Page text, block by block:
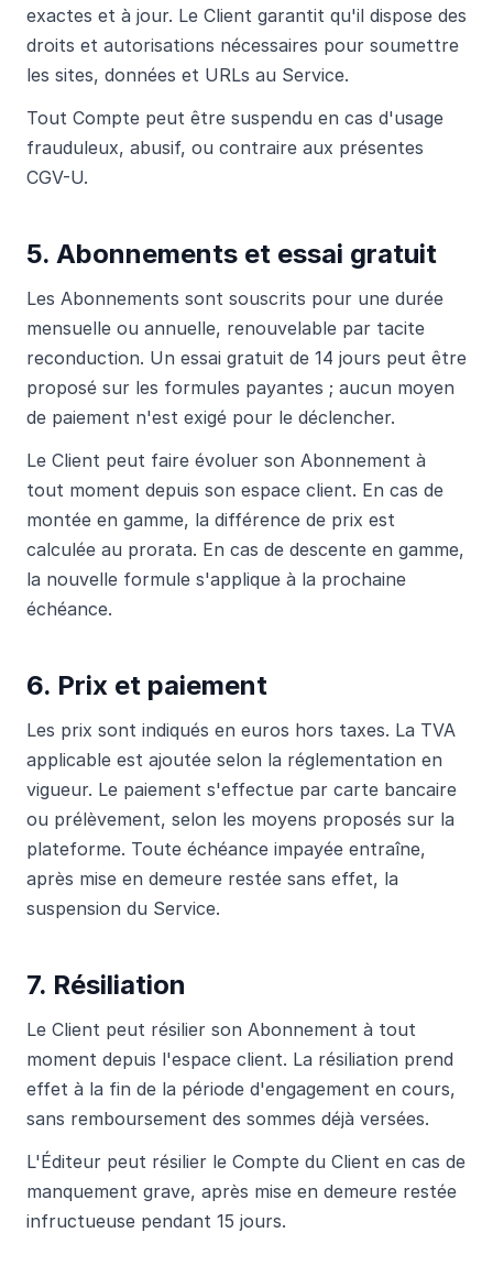
exactes et à jour. Le Client garantit qu'il dispose des
droits et autorisations nécessaires pour soumettre
les sites, données et URLs au Service.
Tout Compte peut être suspendu en cas d'usage
frauduleux, abusif, ou contraire aux présentes
CGV-U.
5. Abonnements et essai gratuit
Les Abonnements sont souscrits pour une durée
mensuelle ou annuelle, renouvelable par tacite
reconduction. Un essai gratuit de 14 jours peut être
proposé sur les formules payantes ; aucun moyen
de paiement n'est exigé pour le déclencher.
Le Client peut faire évoluer son Abonnement à
tout moment depuis son espace client. En cas de
montée en gamme, la différence de prix est
calculée au prorata. En cas de descente en gamme,
la nouvelle formule s'applique à la prochaine
échéance.
6. Prix et paiement
Les prix sont indiqués en euros hors taxes. La TVA
applicable est ajoutée selon la réglementation en
vigueur. Le paiement s'effectue par carte bancaire
ou prélèvement, selon les moyens proposés sur la
plateforme. Toute échéance impayée entraîne,
après mise en demeure restée sans effet, la
suspension du Service.
7. Résiliation
Le Client peut résilier son Abonnement à tout
moment depuis l'espace client. La résiliation prend
effet à la fin de la période d'engagement en cours,
sans remboursement des sommes déjà versées.
L'Éditeur peut résilier le Compte du Client en cas de
manquement grave, après mise en demeure restée
infructueuse pendant 15 jours.